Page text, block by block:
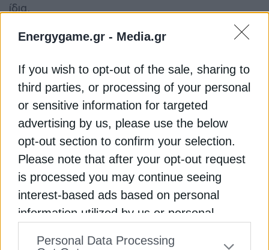
Energygame.gr - Media.gr
If you wish to opt-out of the sale, sharing to
third parties, or processing of your personal
or sensitive information for targeted
advertising by us, please use the below
opt-out section to confirm your selection.
Please note that after your opt-out request
is processed you may continue seeing
interest-based ads based on personal
information utilized by us or personal
Personal Data Processing
ίδια.
Η Goldman Sachs ανέφερε σε κυριακάτικη
κορυφωθεί για λίγο στα 110 δολάρια ανά βαρέλι,
εάν οι ροές πετρελαίου μέσω του κρίσιμου
πλωτού δρόμου μειωθούν στο μισό για ένα μήνα
και να παραμείνουν μειωμένες κατά 10% για τους
επόμενους 11 μήνες.
Διαβάστε ακόμη
Τιμές ενέργειας: Τι φέρνει σε Ελλάδα & Ευρώπη
η κλιμάκωση στη Μέση Ανατολή
Ghita: Τι μπορεί να διδαχθεί η Ελλάδα από το